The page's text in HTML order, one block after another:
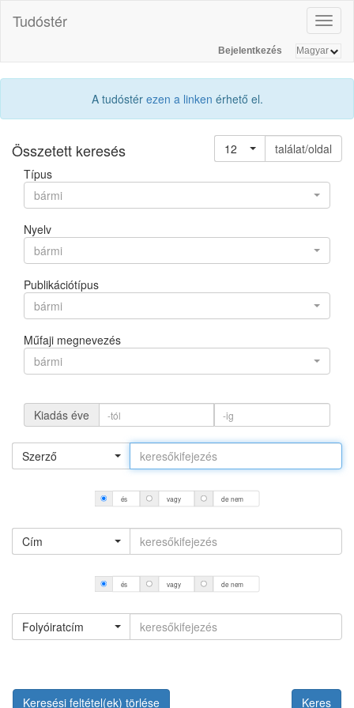
Tudóstér
Bejelentkezés
A tudóstér ezen a linken érhető el.
Összetett keresés 12
találat/oldal
Típus
bármi
Nyelv
bármi
Publikációtípus
bármi
Műfaji megnevezés
bármi
Kiadás éve
Szerző
és vagy de nem
Cím
és vagy de nem
Folyóiratcím
Keresési feltétel(ek) törlése